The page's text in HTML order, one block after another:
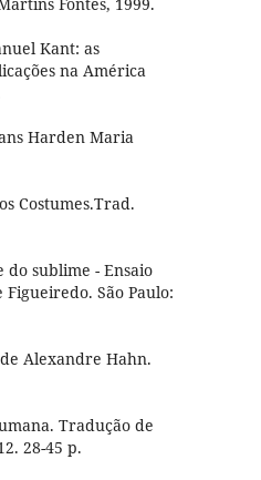
Kant: as
na América
Harden Maria
Costumes.Trad.
do sublime - Ensaio
São Paulo:
Alexandre Hahn.
Tradução de
28-45 p.